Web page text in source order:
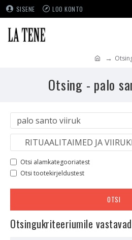
SISENE LOO KONTO
Otsing - palo
Otsi alamkategooriatest
Otsi tootekirjeldustest
OTSI
Otsingukriteeriumile